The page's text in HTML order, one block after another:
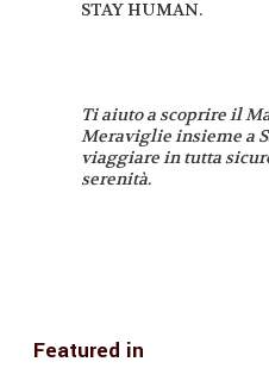
STAY HUMAN.
Ti aiuto a scoprire il
Meraviglie insieme a
viaggiare in tutta
serenità.
Featured in